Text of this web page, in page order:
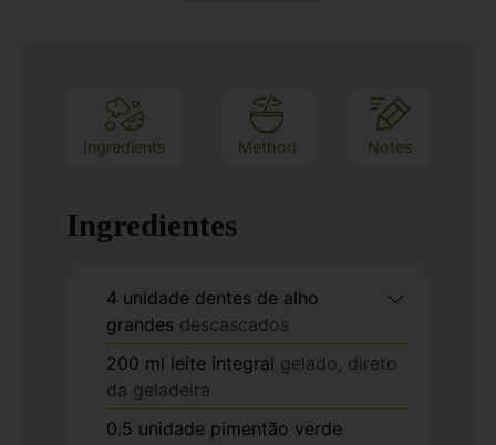
Ingredients Method Notes
Ingredientes
4 unidade dentes de alho
grandes descascados
200 ml leite integral gelado, direto
da geladeira
0.5 unidade pimentão verde